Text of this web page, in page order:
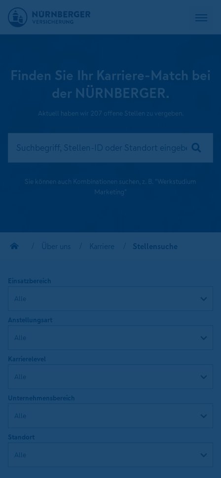
Finden Sie Ihr Karriere-Match bei
der NÜRNBERGER.
Aktuell haben wir 207 offene Stellen zu vergeben.
Sie können auch Kombinationen suchen, z. B. "Werkstudium
Marketing"
Über uns Karriere Stellensuche
Einsatzbereich
Anstellungsart
Karrierelevel
Unternehmensbereich
Standort